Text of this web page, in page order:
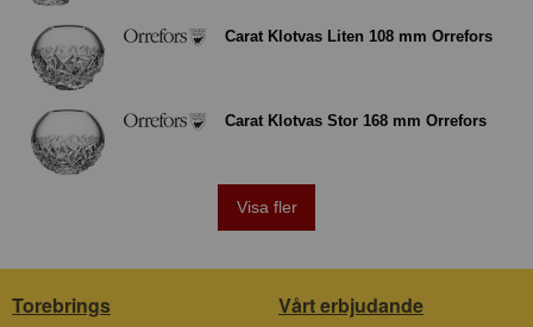
Carat Klotvas Liten 108 mm Orrefors
Carat Klotvas Stor 168 mm Orrefors
Visa fler
Torebrings Vårt erbjudande